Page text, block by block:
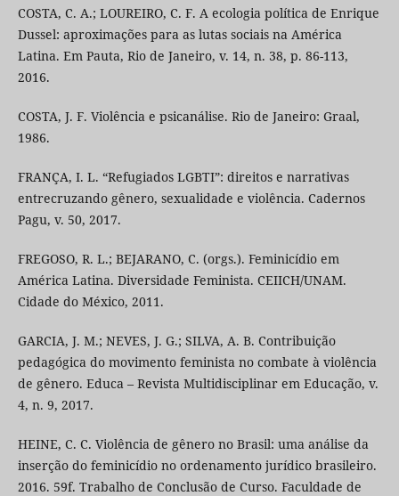
COSTA, C. A.; LOUREIRO, C. F. A ecologia política de Enrique
Dussel: aproximações para as lutas sociais na América
Latina. Em Pauta, Rio de Janeiro, v. 14, n. 38, p. 86-113,
2016.
COSTA, J. F. Violência e psicanálise. Rio de Janeiro: Graal,
1986.
FRANÇA, I. L. “Refugiados LGBTI”: direitos e narrativas
entrecruzando gênero, sexualidade e violência. Cadernos
Pagu, v. 50, 2017.
FREGOSO, R. L.; BEJARANO, C. (orgs.). Feminicídio em
América Latina. Diversidade Feminista. CEIICH/UNAM.
Cidade do México, 2011.
GARCIA, J. M.; NEVES, J. G.; SILVA, A. B. Contribuição
pedagógica do movimento feminista no combate à violência
de gênero. Educa – Revista Multidisciplinar em Educação, v.
4, n. 9, 2017.
HEINE, C. C. Violência de gênero no Brasil: uma análise da
inserção do feminicídio no ordenamento jurídico brasileiro.
2016. 59f. Trabalho de Conclusão de Curso. Faculdade de